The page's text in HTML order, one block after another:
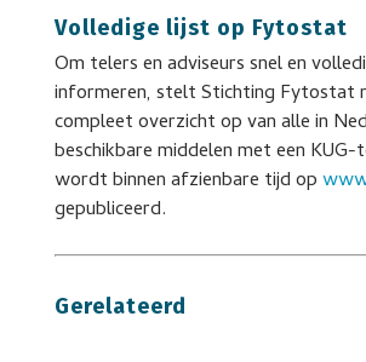
Volledige lijst op Fytostat
Om telers en adviseurs snel en
informeren, stelt Stichting Fytostat
compleet overzicht op van alle in
beschikbare middelen met een
wordt binnen afzienbare tijd op
gepubliceerd.
Gerelateerd